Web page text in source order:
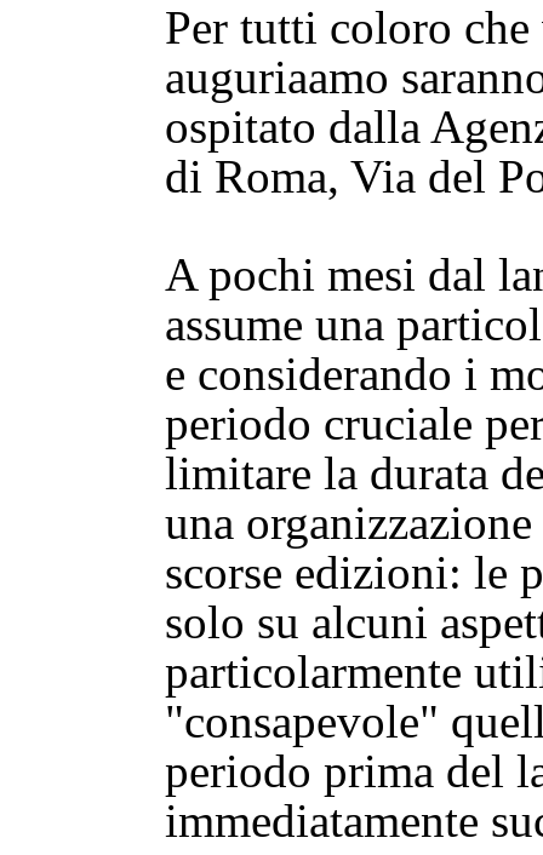
Per tutti coloro
auguriaamo
ospitato dalla
di Roma, Via del
A pochi mesi dal
assume una
e considerando i
periodo cruciale
limitare la durata
una
scorse edizioni: le
solo su alcuni
particolarmente
"consapevole"
periodo prima del
immediatamente